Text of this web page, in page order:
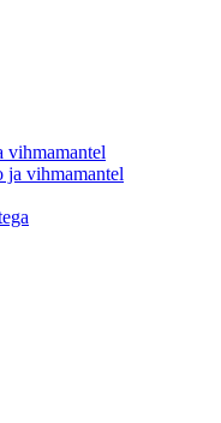
vihmamantel
ja vihmamantel